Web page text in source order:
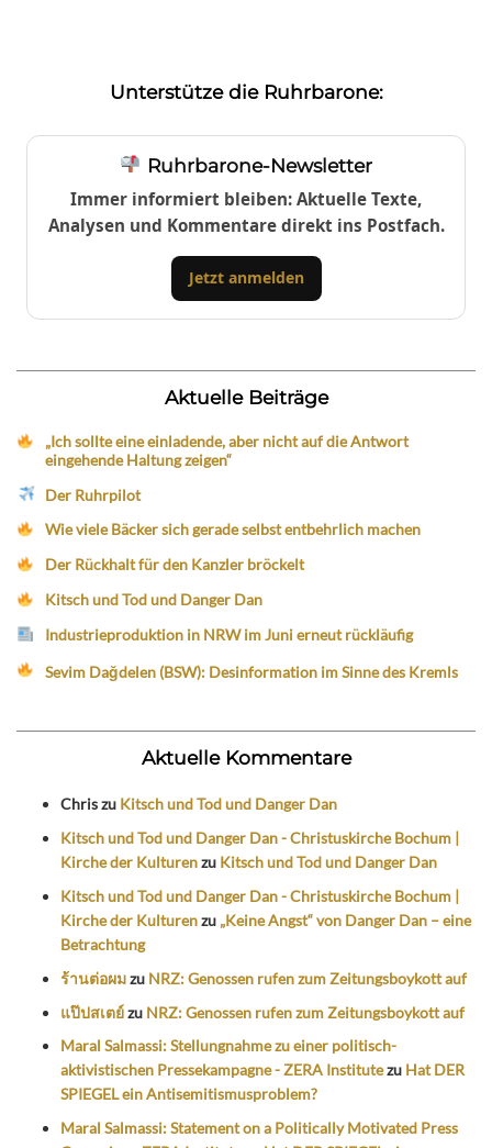
Unterstütze die Ruhrbarone:
Ruhrbarone-Newsletter
Immer informiert bleiben: Aktuelle Texte,
Analysen und Kommentare direkt ins Postfach.
Jetzt anmelden
Aktuelle Beiträge
„Ich sollte eine einladende, aber nicht auf die Antwort
eingehende Haltung zeigen“
Der Ruhrpilot
Wie viele Bäcker sich gerade selbst entbehrlich machen
Der Rückhalt für den Kanzler bröckelt
Kitsch und Tod und Danger Dan
Industrieproduktion in NRW im Juni erneut rückläufig
Sevim Dağdelen (BSW): Desinformation im Sinne des Kremls
Aktuelle Kommentare
Chriszu Kitsch und Tod und Danger Dan
Kitsch und Tod und Danger Dan - Christuskirche Bochum |
Kirche der Kulturenzu Kitsch und Tod und Danger Dan
Kitsch und Tod und Danger Dan - Christuskirche Bochum |
Kirche der Kulturenzu „Keine Angst“ von Danger Dan – eine
Betrachtung
ร้านต่อผมzu NRZ: Genossen rufen zum Zeitungsboykott auf
แป๊ปสเตย์zu NRZ: Genossen rufen zum Zeitungsboykott auf
Maral Salmassi: Stellungnahme zu einer politisch-
aktivistischen Pressekampagne - ZERA Institutezu Hat DER
SPIEGEL ein Antisemitismusproblem?
Maral Salmassi: Statement on a Politically Motivated Press